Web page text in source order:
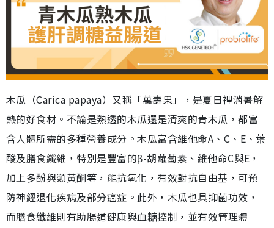
木瓜（Carica papaya）又稱「萬壽果」，是夏日裡消暑解
熱的好食材。不論是熟透的木瓜還是清爽的青木瓜，都富
含人體所需的多種營養成分。木瓜富含維他命A、C、E、葉
酸及膳食纖維，特別是豐富的β-胡蘿蔔素、維他命C與E，
加上多酚與類黃酮等，能抗氧化，有效對抗自由基，可預
防神經退化疾病及部分癌症。此外，木瓜也具抑菌功效，
而膳食纖維則有助腸道健康與血糖控制，並有效管理體